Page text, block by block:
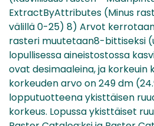
ExtractByAttributes (Minus
välillä 0-25) 8) Arvot kerrotaan
rasteri muutetaan8-bittiseksi
lopullisessa aineistostossa
ovat desimaaleina, ja korkeuin
korkeuden arvo on 249 dm
lopputuotteena ykisttäisen
korkeus. Lopussa ykisttäiset